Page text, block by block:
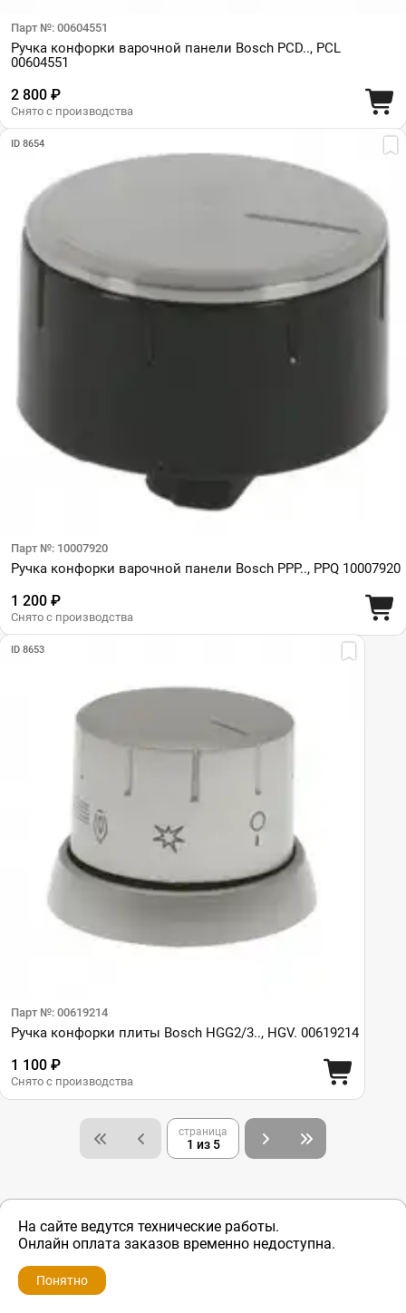
Парт №: 00604551
Ручка конфорки варочной панели Bosch PCD.., PCL
00604551
2 800 ₽
Снято с производства
ID 8654
Парт №: 10007920
Ручка конфорки варочной панели Bosch PPP.., PPQ 10007920
1 200 ₽
Снято с производства
ID 8653
Парт №: 00619214
Ручка конфорки плиты Bosch HGG2/3.., HGV. 00619214
1 100 ₽
Снято с производства
страница
1 из 5
На сайте ведутся технические работы.
Онлайн оплата заказов временно недоступна.
Понятно